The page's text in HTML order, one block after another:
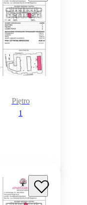
Piętro
1